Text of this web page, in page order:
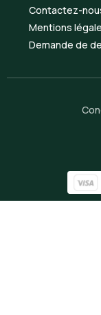
Contactez-
Mentions
Demande de